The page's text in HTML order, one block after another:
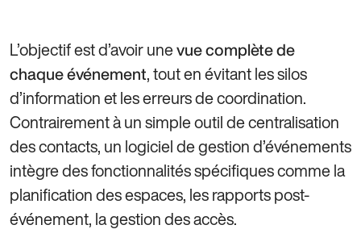
L’objectif est d’avoir unevue complète de
chaque événement, tout en évitant les silos
d’information et les erreurs de coordination.
Contrairement à un simple outil de centralisation
des contacts, un logiciel de gestion d’événements
intègre des fonctionnalités spécifiques comme la
planification des espaces, les rapports post-
événement, la gestion des accès.